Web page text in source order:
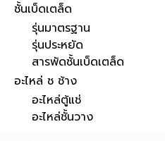
ชั้นเบ็ดเตล็ด
รุ่นมาตรฐาน
รุ่นประหยัด
สารพัดชั้นเบ็ดเตล็ด
อะไหล่ ช ช้าง
อะไหล่ตู้แช่
อะไหล่ชั้นวาง